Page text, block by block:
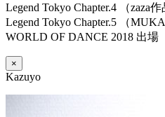
Legend Tokyo Chapter.4 （zaza作
Legend Tokyo Chapter.5 （
WORLD OF DANCE 2018 出場
×
Kazuyo